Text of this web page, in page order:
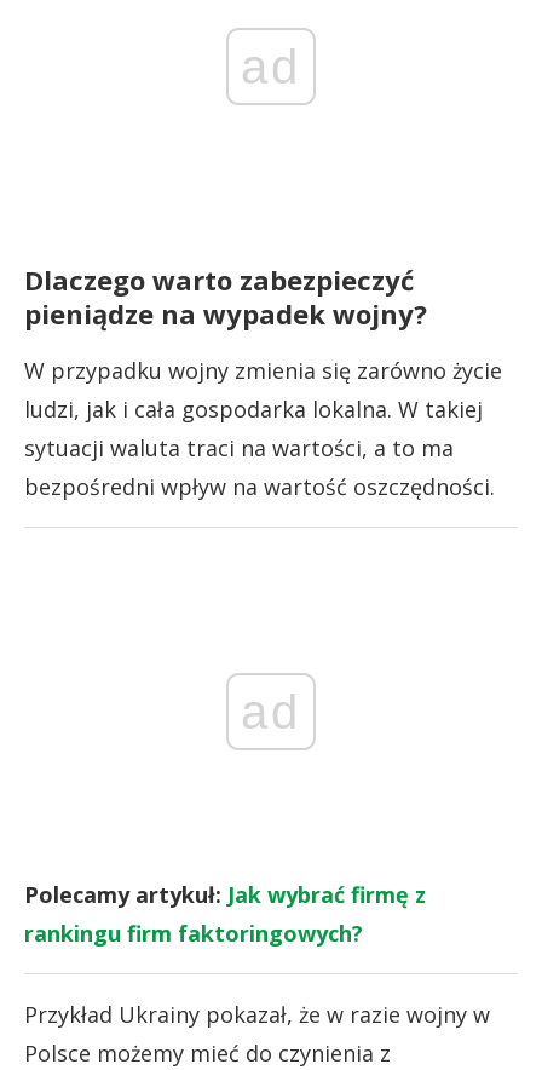
ad
Dlaczego warto zabezpieczyć
pieniądze na wypadek wojny?
W przypadku wojny zmienia się zarówno życie
ludzi, jak i cała gospodarka lokalna. W takiej
sytuacji waluta traci na wartości, a to ma
bezpośredni wpływ na wartość oszczędności.
ad
Polecamy artykuł: Jak wybrać firmę z
rankingu firm faktoringowych?
Przykład Ukrainy pokazał, że w razie wojny w
Polsce możemy mieć do czynienia z